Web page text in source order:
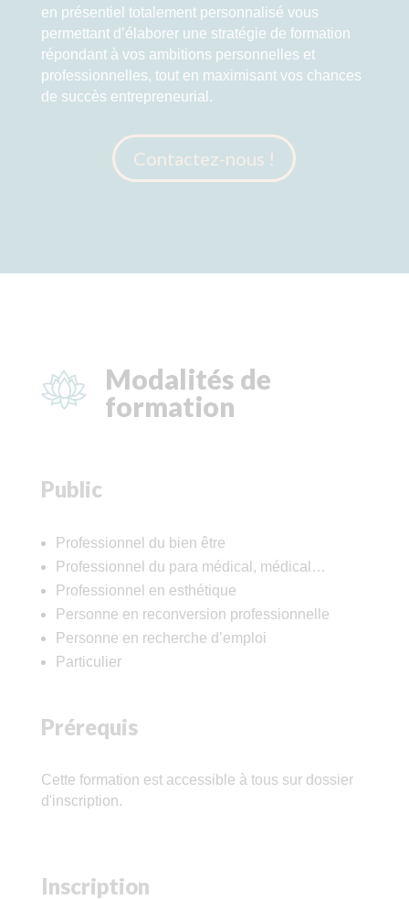
en présentiel totalement personnalisé vous
permettant d’élaborer une stratégie de formation
répondant à vos ambitions personnelles et
professionnelles, tout en maximisant vos chances
de succès entrepreneurial.
Contactez-nous !
Modalités de
formation
Public
Professionnel du bien être
Professionnel du para médical, médical…
Professionnel en esthétique
Personne en reconversion professionnelle
Personne en recherche d’emploi
Particulier
Prérequis
Cette formation est accessible à tous sur dossier
d'inscription.
Inscription